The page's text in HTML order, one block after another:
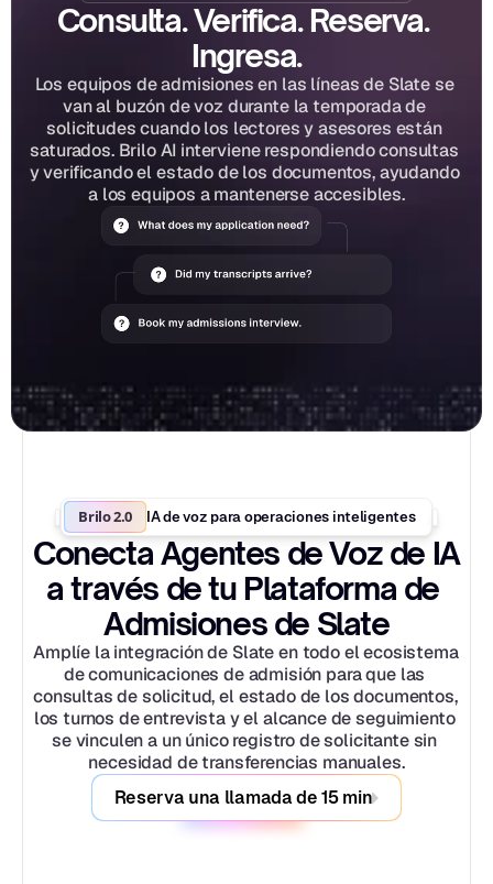
Consulta. Verifica. Reserva.
Ingresa.
Los equipos de admisiones en las líneas de Slate se
van al buzón de voz durante la temporada de
solicitudes cuando los lectores y asesores están
saturados. Brilo AI interviene respondiendo consultas
y verificando el estado de los documentos, ayudando
a los equipos a mantenerse accesibles.
Brilo 2.0 IA de voz para operaciones inteligentes
Conecta Agentes de Voz de IA
a través de tu Plataforma de
Admisiones de Slate
Amplíe la integración de Slate en todo el ecosistema
de comunicaciones de admisión para que las
consultas de solicitud, el estado de los documentos,
los turnos de entrevista y el alcance de seguimiento
se vinculen a un único registro de solicitante sin
necesidad de transferencias manuales.
Reserva una llamada de 15 min